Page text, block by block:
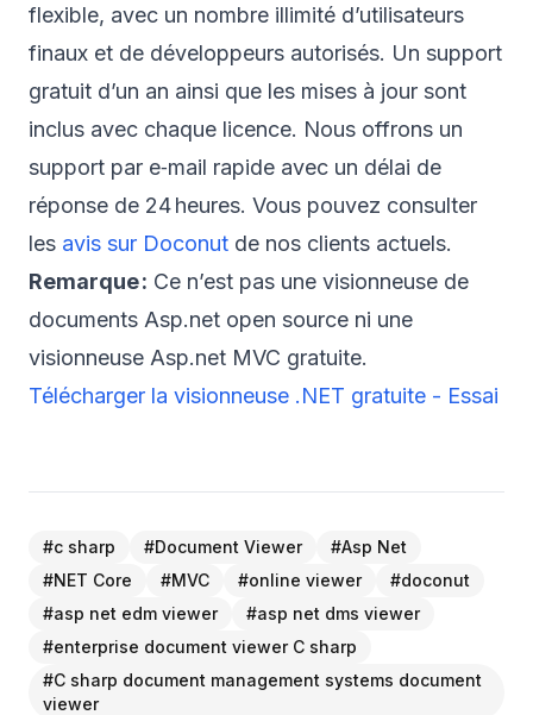
flexible, avec un nombre illimité d’utilisateurs
finaux et de développeurs autorisés. Un support
gratuit d’un an ainsi que les mises à jour sont
inclus avec chaque licence. Nous offrons un
support par e‑mail rapide avec un délai de
réponse de 24 heures. Vous pouvez consulter
les avis sur Doconut de nos clients actuels.
Remarque : Ce n’est pas une visionneuse de
documents Asp.net open source ni une
visionneuse Asp.net MVC gratuite.
​Télécharger la visionneuse .NET gratuite - Essai
#c sharp #Document Viewer #Asp Net
#NET Core #MVC #online viewer #doconut
#asp net edm viewer #asp net dms viewer
#enterprise document viewer C sharp
#C sharp document management systems document
viewer